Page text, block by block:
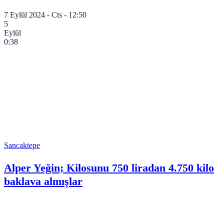
7 Eylül 2024 - Cts - 12:50
5
Eylül
0:38
Sancaktepe
Alper Yeğin; Kilosunu 750 liradan 4.750 kilo
baklava almışlar